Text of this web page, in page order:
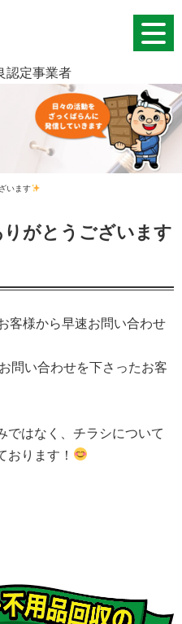
認定事業者
います
がとうございます
客様から早速お問い合わせ
問い合わせを下さったお客
ではなく、チラシについて
おります！